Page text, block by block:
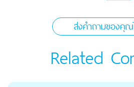
ส่งคำถามของคุ
Related